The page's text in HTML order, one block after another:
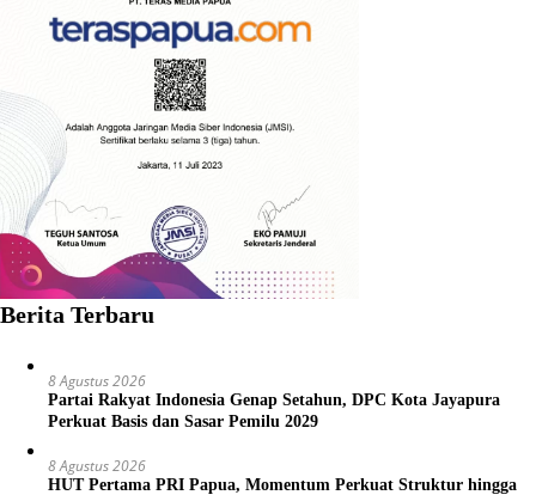
Berita Terbaru
8 Agustus 2026
Partai Rakyat Indonesia Genap Setahun, DPC Kota Jayapura
Perkuat Basis dan Sasar Pemilu 2029
8 Agustus 2026
HUT Pertama PRI Papua, Momentum Perkuat Struktur hingga